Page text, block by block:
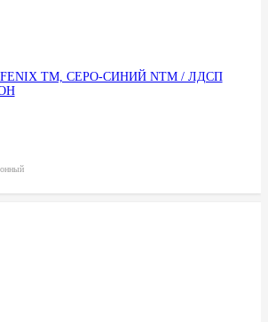
TM, СЕРО-СИНИЙ NTM / ЛДСП